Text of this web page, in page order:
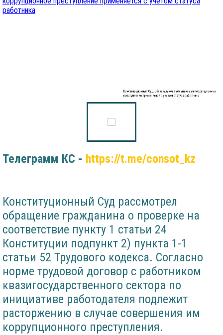
Конституционный Суд: обязательное увольнение за коррупционное
преступление применяется с учетом статуса работника
Телеграмм КС - https://t.me/consot_kz
Конституционный Суд рассмотрел
обращение гражданина о проверке на
соответствие пункту 1 статьи 24
Конституции подпункт 2) пункта 1-1
статьи 52 Трудового кодекса. Согласно
норме трудовой договор с работником
квазигосударственного сектора по
инициативе работодателя подлежит
расторжению в случае совершения им
коррупционного преступления.